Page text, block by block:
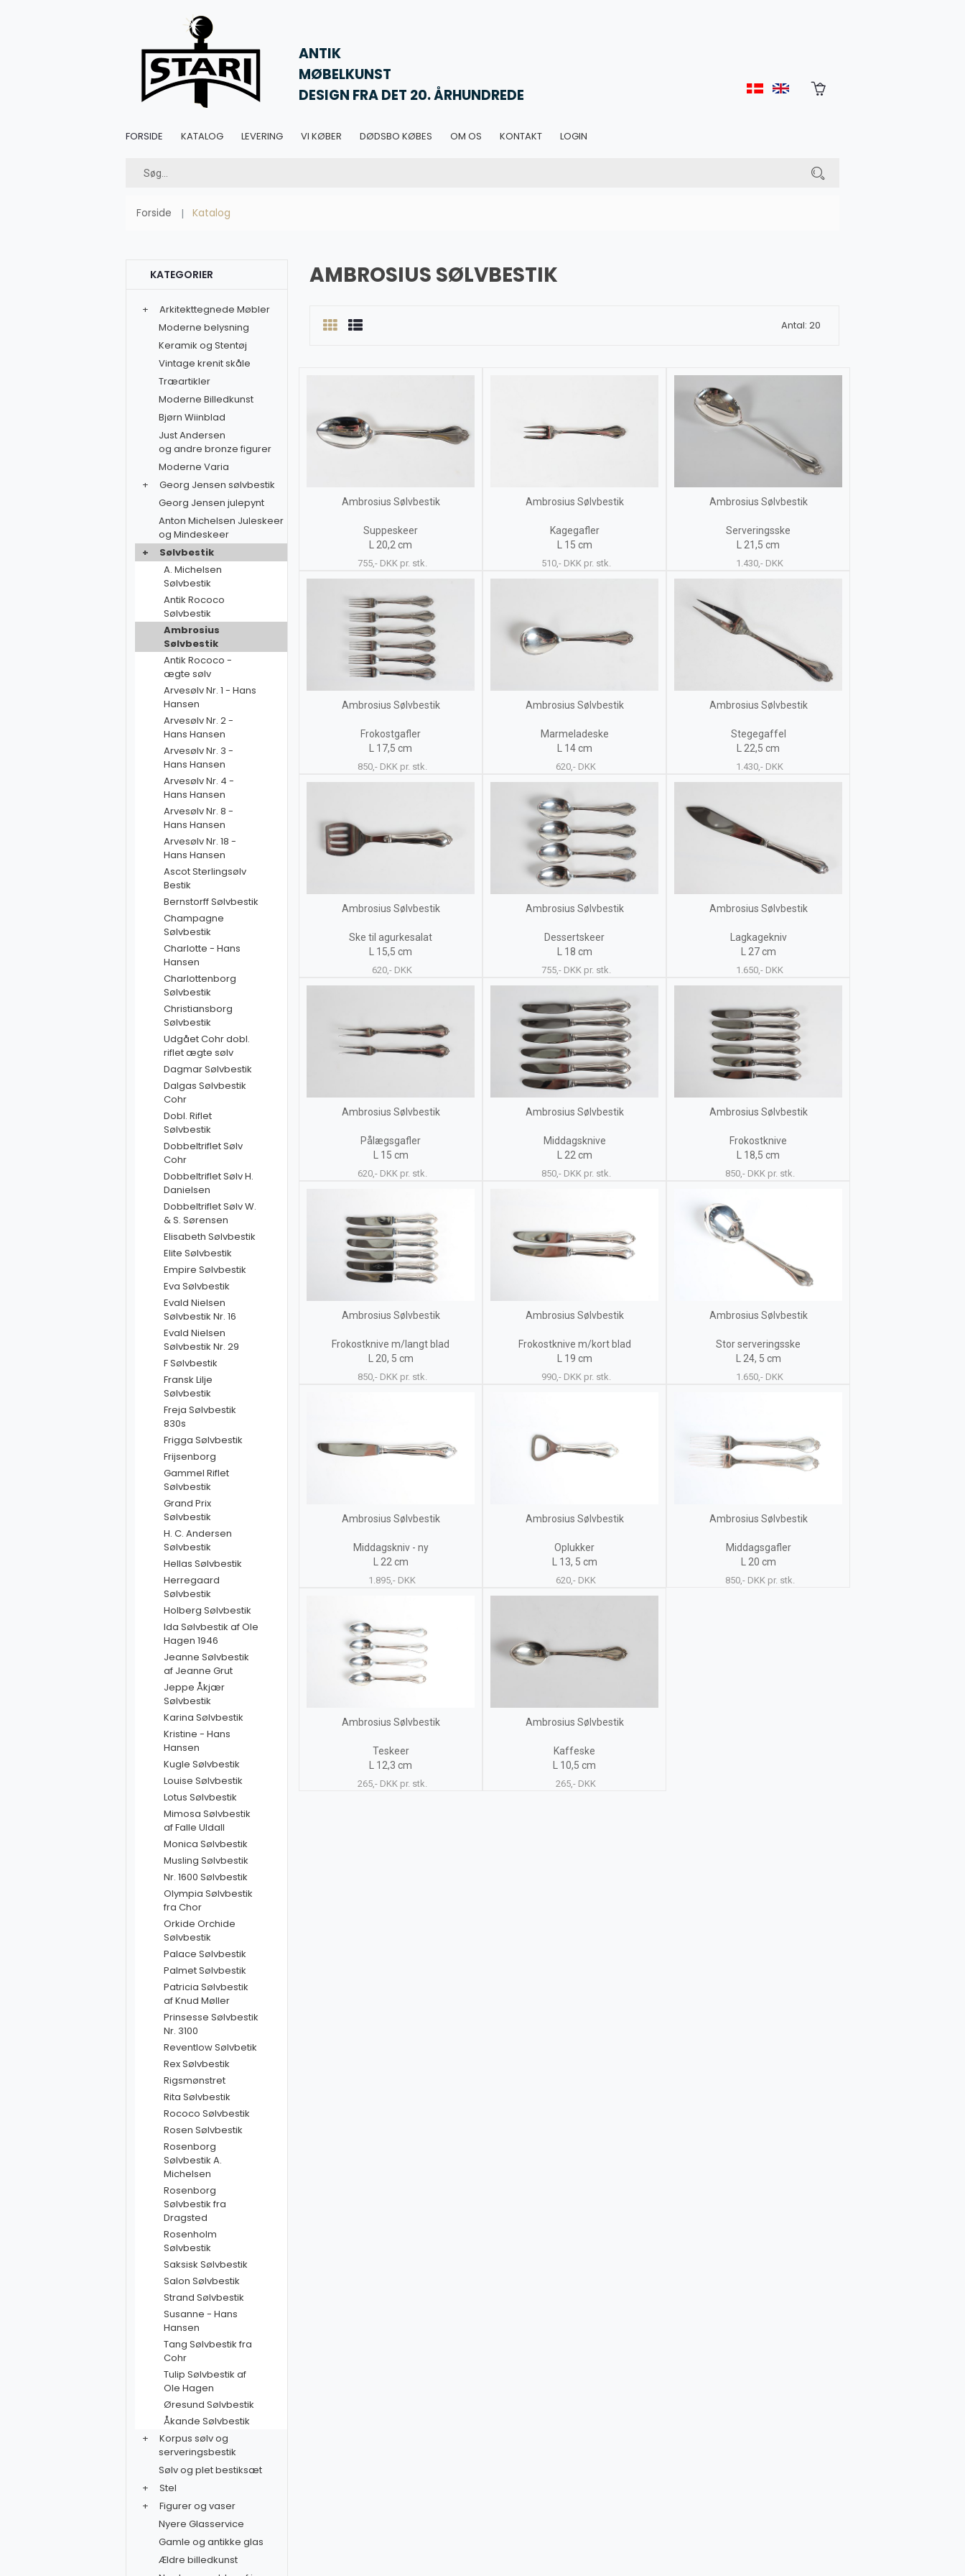
ANTIK
MØBELKUNST
DESIGN FRA DET 20. ÅRHUNDREDE
FORSIDE KATALOG LEVERING VI KØBER DØDSBO KØBES OM OS KONTAKT LOGIN
Forside Katalog
AMBROSIUS SØLVBESTIK
Antal: 20
Ambrosius Sølvbestik
Suppeskeer
L 20,2 cm
755,- DKK pr. stk.
Ambrosius Sølvbestik
Kagegafler
L 15 cm
510,- DKK pr. stk.
Ambrosius Sølvbestik
Serveringsske
L 21,5 cm
1.430,- DKK
Ambrosius Sølvbestik
Frokostgafler
L 17,5 cm
850,- DKK pr. stk.
Ambrosius Sølvbestik
Marmeladeske
L 14 cm
620,- DKK
Ambrosius Sølvbestik
Stegegaffel
L 22,5 cm
1.430,- DKK
Ambrosius Sølvbestik
Ske til agurkesalat
L 15,5 cm
620,- DKK
Ambrosius Sølvbestik
Dessertskeer
L 18 cm
755,- DKK pr. stk.
Ambrosius Sølvbestik
Lagkagekniv
L 27 cm
1.650,- DKK
Ambrosius Sølvbestik
Pålægsgafler
L 15 cm
620,- DKK pr. stk.
Ambrosius Sølvbestik
Middagsknive
L 22 cm
850,- DKK pr. stk.
Ambrosius Sølvbestik
Frokostknive
L 18,5 cm
850,- DKK pr. stk.
Ambrosius Sølvbestik
Frokostknive m/langt blad
L 20, 5 cm
850,- DKK pr. stk.
Ambrosius Sølvbestik
Frokostknive m/kort blad
L 19 cm
990,- DKK pr. stk.
Ambrosius Sølvbestik
Stor serveringsske
L 24, 5 cm
1.650,- DKK
Ambrosius Sølvbestik
Middagskniv - ny
L 22 cm
1.895,- DKK
Ambrosius Sølvbestik
Oplukker
L 13, 5 cm
620,- DKK
Ambrosius Sølvbestik
Middagsgafler
L 20 cm
850,- DKK pr. stk.
Ambrosius Sølvbestik
Teskeer
L 12,3 cm
265,- DKK pr. stk.
Ambrosius Sølvbestik
Kaffeske
L 10,5 cm
265,- DKK
KATEGORIER
+
Arkitekttegnede Møbler
Moderne belysning
Keramik og Stentøj
Vintage krenit skåle
Træartikler
Moderne Billedkunst
Bjørn Wiinblad
Just Andersen
og andre bronze figurer
Moderne Varia
+
Georg Jensen sølvbestik
Georg Jensen julepynt
Anton Michelsen Juleskeer
og Mindeskeer
+
Sølvbestik
A. Michelsen
Sølvbestik
Antik Rococo
Sølvbestik
Ambrosius
Sølvbestik
Antik Rococo -
ægte sølv
Arvesølv Nr. 1 - Hans
Hansen
Arvesølv Nr. 2 -
Hans Hansen
Arvesølv Nr. 3 -
Hans Hansen
Arvesølv Nr. 4 -
Hans Hansen
Arvesølv Nr. 8 -
Hans Hansen
Arvesølv Nr. 18 -
Hans Hansen
Ascot Sterlingsølv
Bestik
Bernstorff Sølvbestik
Champagne
Sølvbestik
Charlotte - Hans
Hansen
Charlottenborg
Sølvbestik
Christiansborg
Sølvbestik
Udgået Cohr dobl.
riflet ægte sølv
Dagmar Sølvbestik
Dalgas Sølvbestik
Cohr
Dobl. Riflet
Sølvbestik
Dobbeltriflet Sølv
Cohr
Dobbeltriflet Sølv H.
Danielsen
Dobbeltriflet Sølv W.
& S. Sørensen
Elisabeth Sølvbestik
Elite Sølvbestik
Empire Sølvbestik
Eva Sølvbestik
Evald Nielsen
Sølvbestik Nr. 16
Evald Nielsen
Sølvbestik Nr. 29
F Sølvbestik
Fransk Lilje
Sølvbestik
Freja Sølvbestik
830s
Frigga Sølvbestik
Frijsenborg
Gammel Riflet
Sølvbestik
Grand Prix
Sølvbestik
H. C. Andersen
Sølvbestik
Hellas Sølvbestik
Herregaard
Sølvbestik
Holberg Sølvbestik
Ida Sølvbestik af Ole
Hagen 1946
Jeanne Sølvbestik
af Jeanne Grut
Jeppe Åkjær
Sølvbestik
Karina Sølvbestik
Kristine - Hans
Hansen
Kugle Sølvbestik
Louise Sølvbestik
Lotus Sølvbestik
Mimosa Sølvbestik
af Falle Uldall
Monica Sølvbestik
Musling Sølvbestik
Nr. 1600 Sølvbestik
Olympia Sølvbestik
fra Chor
Orkide Orchide
Sølvbestik
Palace Sølvbestik
Palmet Sølvbestik
Patricia Sølvbestik
af Knud Møller
Prinsesse Sølvbestik
Nr. 3100
Reventlow Sølvbetik
Rex Sølvbestik
Rigsmønstret
Rita Sølvbestik
Rococo Sølvbestik
Rosen Sølvbestik
Rosenborg
Sølvbestik A.
Michelsen
Rosenborg
Sølvbestik fra
Dragsted
Rosenholm
Sølvbestik
Saksisk Sølvbestik
Salon Sølvbestik
Strand Sølvbestik
Susanne - Hans
Hansen
Tang Sølvbestik fra
Cohr
Tulip Sølvbestik af
Ole Hagen
Øresund Sølvbestik
Åkande Sølvbestik
+
Korpus sølv og
serveringsbestik
Sølv og plet bestiksæt
+
Stel
+
Figurer og vaser
Nyere Glasservice
Gamle og antikke glas
Ældre billedkunst